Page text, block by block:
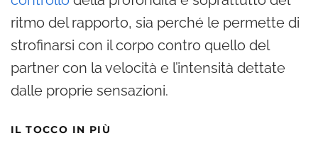
ritmo del rapporto, sia perché le permette di
strofinarsi con il corpo contro quello del
partner con la velocità e l’intensità dettate
dalle proprie sensazioni.
IL TOCCO IN PIÙ